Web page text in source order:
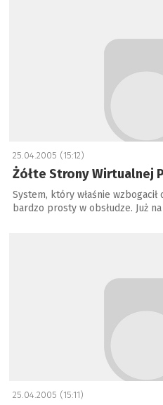
25.04.2005 (15:12)
Żółte Strony Wirtualnej
System, który właśnie
bardzo prosty w obsłudze. Już
25.04.2005 (15:11)